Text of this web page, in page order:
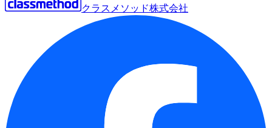
クラスメソッド株式会社